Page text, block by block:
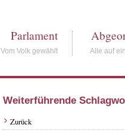
Parlament
Vom Volk gewählt Alle auf
Weiterführende
Zurück